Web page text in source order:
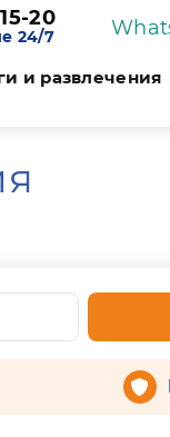
20
24/7
и развлечения